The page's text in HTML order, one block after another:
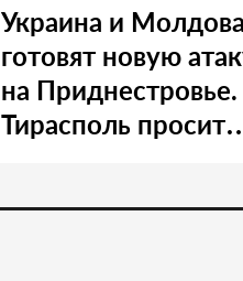
Украина и Молдова
готовят новую
на Приднестровье.
Тирасполь просит